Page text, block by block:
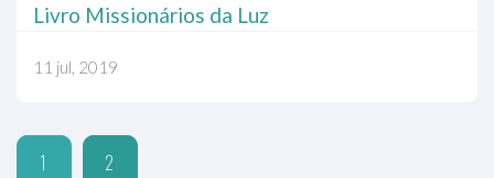
Livro Missionários da Luz
11 jul, 2019
1 2